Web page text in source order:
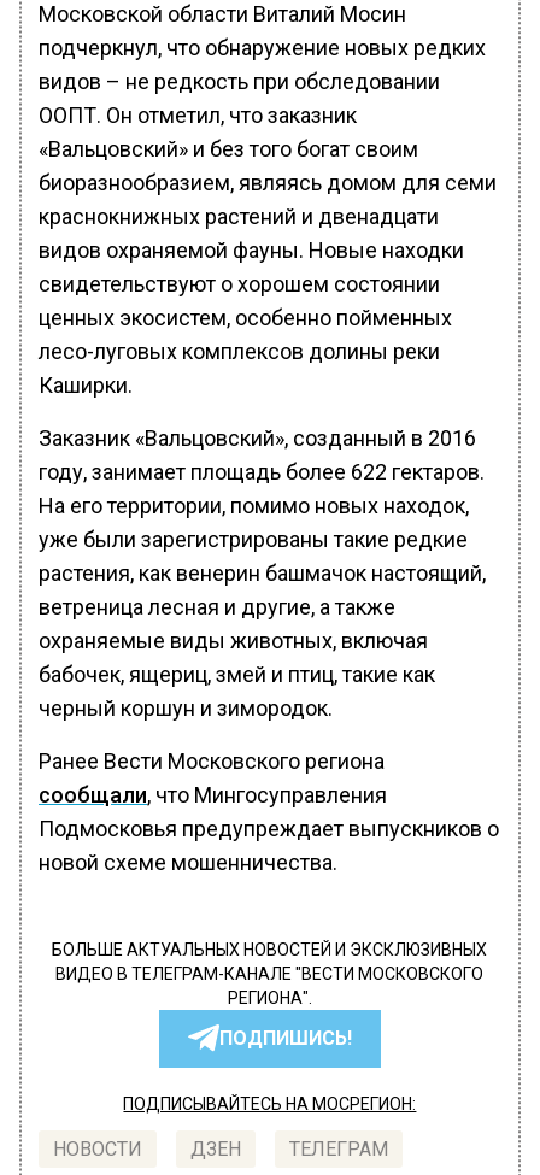
Московской области Виталий Мосин
подчеркнул, что обнаружение новых редких
видов – не редкость при обследовании
ООПТ. Он отметил, что заказник
«Вальцовский» и без того богат своим
биоразнообразием, являясь домом для семи
краснокнижных растений и двенадцати
видов охраняемой фауны. Новые находки
свидетельствуют о хорошем состоянии
ценных экосистем, особенно пойменных
лесо-луговых комплексов долины реки
Каширки.
Заказник «Вальцовский», созданный в 2016
году, занимает площадь более 622 гектаров.
На его территории, помимо новых находок,
уже были зарегистрированы такие редкие
растения, как венерин башмачок настоящий,
ветреница лесная и другие, а также
охраняемые виды животных, включая
бабочек, ящериц, змей и птиц, такие как
черный коршун и зимородок.
Ранее Вести Московского региона
сообщали, что Мингосуправления
Подмосковья предупреждает выпускников о
новой схеме мошенничества.
БОЛЬШЕ АКТУАЛЬНЫХ НОВОСТЕЙ И ЭКСКЛЮЗИВНЫХ
ВИДЕО В ТЕЛЕГРАМ-КАНАЛЕ "ВЕСТИ МОСКОВСКОГО
РЕГИОНА".
ПОДПИШИСЬ!
ПОДПИСЫВАЙТЕСЬ НА МОСРЕГИОН:
НОВОСТИ ДЗЕН ТЕЛЕГРАМ